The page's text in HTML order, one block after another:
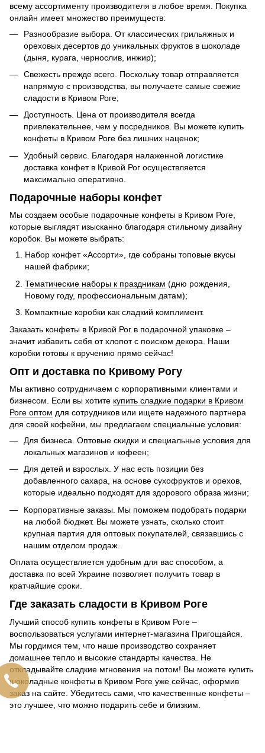
всему ассортименту производителя в любое время. Покупка
онлайн имеет множество преимуществ:
Разнообразие выбора. От классических грильяжных и
ореховых десертов до уникальных фруктов в шоколаде
(дыня, курага, чернослив, инжир);
Свежесть прежде всего. Поскольку товар отправляется
напрямую с производства, вы получаете самые свежие
сладости в Кривом Роге;
Доступность. Цена от производителя всегда
привлекательнее, чем у посредников. Вы можете купить
конфеты в Кривом Роге без лишних наценок;
Удобный сервис. Благодаря налаженной логистике
доставка конфет в Кривой Рог осуществляется
максимально оперативно.
Подарочные наборы конфет
Мы создаем особые подарочные конфеты в Кривом Роге,
которые выглядят изысканно благодаря стильному дизайну
коробок. Вы можете выбрать:
Набор конфет «Ассорти», где собраны топовые вкусы
нашей фабрики;
Тематические наборы к праздникам (дню рождения,
Новому году, профессиональным датам);
Компактные коробки как сладкий комплимент.
Заказать конфеты в Кривой Рог в подарочной упаковке –
значит избавить себя от хлопот с поиском декора. Наши
коробки готовы к вручению прямо сейчас!
Опт и доставка по Кривому Рогу
Мы активно сотрудничаем с корпоративными клиентами и
бизнесом. Если вы хотите купить сладкие подарки в Кривом
Роге оптом для сотрудников или ищете надежного партнера
для своей кофейни, мы предлагаем специальные условия:
Для бизнеса. Оптовые скидки и специальные условия для
локальных магазинов и кофеен;
Для детей и взрослых. У нас есть позиции без
добавленного сахара, на основе сухофруктов и орехов,
которые идеально подходят для здорового образа жизни;
Корпоративные заказы. Мы поможем подобрать подарки
на любой бюджет. Вы можете узнать, сколько стоит
крупная партия для оптовых покупателей, связавшись с
нашим отделом продаж.
Оплата осуществляется удобным для вас способом, а
доставка по всей Украине позволяет получить товар в
кратчайшие сроки.
Где заказать сладости в Кривом Роге
Лучший способ купить конфеты в Кривом Роге –
воспользоваться услугами интернет-магазина Пригощайся.
Мы гордимся тем, что наше производство сохраняет
домашнее тепло и высокие стандарты качества. Не
откладывайте сладкие мгновения на потом! Вы можете купить
шоколадные конфеты в Кривом Роге уже сейчас, оформив
заказ на сайте. Убедитесь сами, что качественные конфеты –
это лучшее, что можно подарить себе и близким.